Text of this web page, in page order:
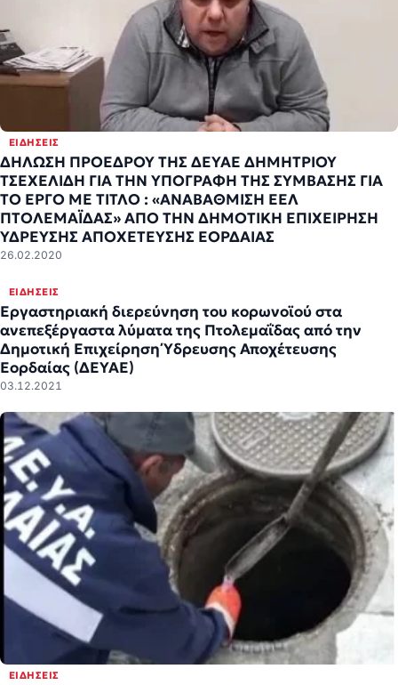
ΕΙΔΉΣΕΙΣ
ΔΗΛΩΣΗ ΠΡΟΕΔΡΟΥ ΤΗΣ ΔΕΥΑΕ ΔΗΜΗΤΡΙΟΥ
ΤΣΕΧΕΛΙΔΗ ΓΙΑ ΤΗΝ ΥΠΟΓΡΑΦΗ ΤΗΣ ΣΥΜΒΑΣΗΣ ΓΙΑ
ΤΟ ΕΡΓΟ ΜΕ ΤΙΤΛΟ : «ΑΝΑΒΑΘΜΙΣΗ ΕΕΛ
ΠΤΟΛΕΜΑΪΔΑΣ» ΑΠΟ ΤΗΝ ΔΗΜΟΤΙΚΗ ΕΠΙΧΕΙΡΗΣΗ
ΥΔΡΕΥΣΗΣ ΑΠΟΧΕΤΕΥΣΗΣ ΕΟΡΔΑΙΑΣ
26.02.2020
ΕΙΔΉΣΕΙΣ
Εργαστηριακή διερεύνηση του κορωνοϊού στα
ανεπεξέργαστα λύματα της Πτολεμαΐδας από την
Δημοτική Επιχείρηση Ύδρευσης Αποχέτευσης
Εορδαίας (ΔΕΥΑΕ)
03.12.2021
ΕΙΔΉΣΕΙΣ